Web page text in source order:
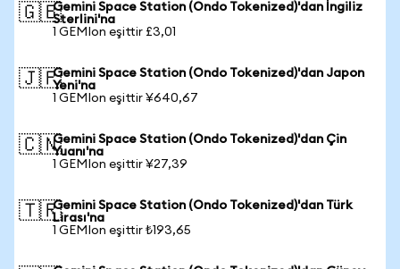
🇬🇧Gemini Space Station (Ondo Tokenized)'dan İngiliz
Sterlini'na
1 GEMIon eşittir £3,01
🇯🇵Gemini Space Station (Ondo Tokenized)'dan Japon
Yeni'na
1 GEMIon eşittir ¥640,67
🇨🇳Gemini Space Station (Ondo Tokenized)'dan Çin
Yuanı'na
1 GEMIon eşittir ¥27,39
🇹🇷Gemini Space Station (Ondo Tokenized)'dan Türk
Lirası'na
1 GEMIon eşittir ₺193,65